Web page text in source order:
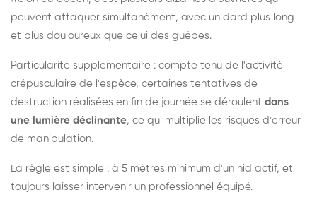
peuvent attaquer simultanément, avec un dard plus long
et plus douloureux que celui des guêpes.
Particularité supplémentaire : compte tenu de l'activité
crépusculaire de l'espèce, certaines tentatives de
destruction réalisées en fin de journée se déroulent dans
une lumière déclinante, ce qui multiplie les risques d'erreur
de manipulation.
La règle est simple : à 5 mètres minimum d'un nid actif, et
toujours laisser intervenir un professionnel équipé.